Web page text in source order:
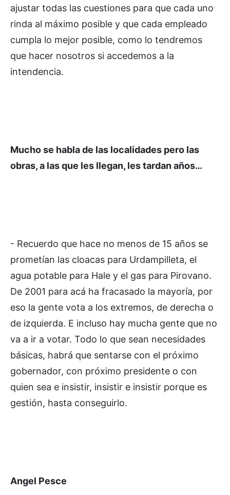
ajustar todas las cuestiones para que cada uno
rinda al máximo posible y que cada empleado
cumpla lo mejor posible, como lo tendremos
que hacer nosotros si accedemos a la
intendencia.
Mucho se habla de las localidades pero las
obras, a las que les llegan, les tardan años…
- Recuerdo que hace no menos de 15 años se
prometían las cloacas para Urdampilleta, el
agua potable para Hale y el gas para Pirovano.
De 2001 para acá ha fracasado la mayoría, por
eso la gente vota a los extremos, de derecha o
de izquierda. E incluso hay mucha gente que no
va a ir a votar. Todo lo que sean necesidades
básicas, habrá que sentarse con el próximo
gobernador, con próximo presidente o con
quien sea e insistir, insistir e insistir porque es
gestión, hasta conseguirlo.
Angel Pesce